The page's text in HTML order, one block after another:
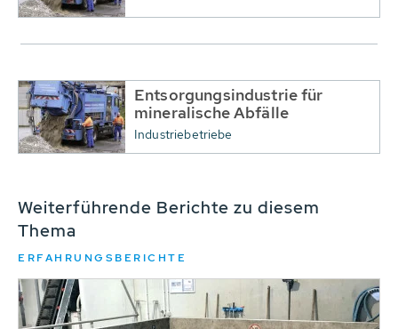
Entsorgungsindustrie für
mineralische Abfälle
Industriebetriebe
Weiterführende Berichte zu diesem
Thema
ERFAHRUNGSBERICHTE